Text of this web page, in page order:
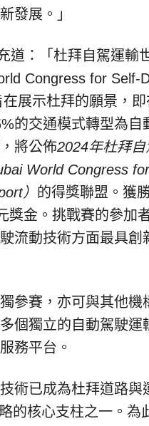
發展。」
道：「杜拜自駕運輸
Congress for Self-
展示杜拜的願景，
的交通模式轉型為自
將公佈2024年杜拜
World Congress
） 的得獎聯盟。獲
獎金。挑戰賽的參加
流動技術方面最具創
參賽，亦可與其他機
個獨立的自動駕駛運
務平台。
術已成為杜拜道路與
的核心支柱之一。為